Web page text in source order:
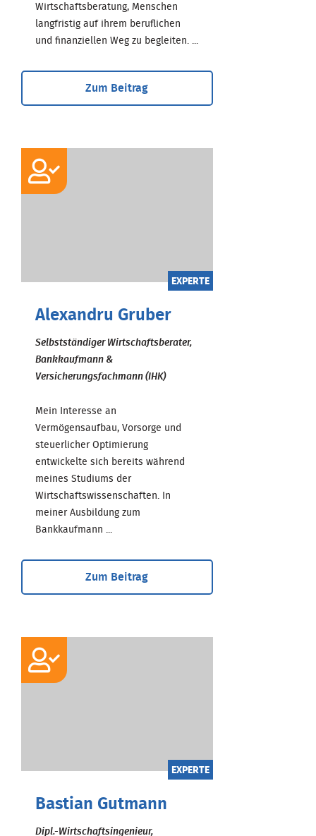
Wirtschaftsberatung, Menschen
langfristig auf ihrem beruflichen
und finanziellen Weg zu begleiten. ...
Zum Beitrag
EXPERTE
Alexandru Gruber
Selbstständiger Wirtschaftsberater,
Bankkaufmann &
Versicherungsfachmann (IHK)
Mein Interesse an
Vermögensaufbau, Vorsorge und
steuerlicher Optimierung
entwickelte sich bereits während
meines Studiums der
Wirtschaftswissenschaften. In
meiner Ausbildung zum
Bankkaufmann ...
Zum Beitrag
EXPERTE
Bastian Gutmann
Dipl.-Wirtschaftsingenieur,